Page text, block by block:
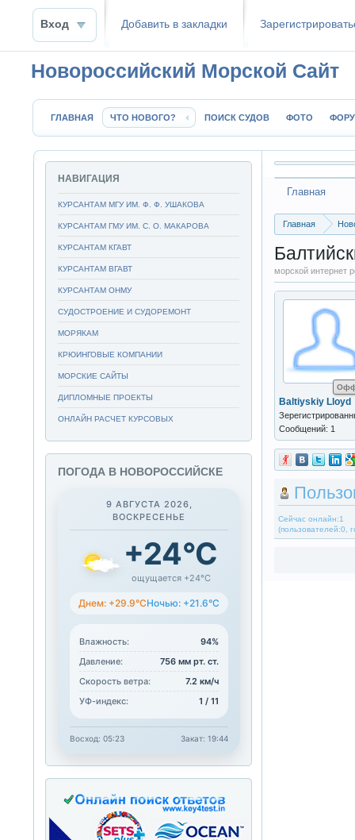
Вход Добавить в закладки
Новороссийский Морской Сайт
ГЛАВНАЯ ЧТО НОВОГО? ПОИСК СУДОВ ФОТО
Главная
Главная
морской интернет
Baltiyskiy Lloyd
Сообщений: 1
Сейчас онлайн:1
(пользователей:0,
НАВИГАЦИЯ
КУРСАНТАМ МГУ ИМ. Ф. Ф. УШАКОВА
КУРСАНТАМ ГМУ ИМ. С. О. МАКАРОВА
КУРСАНТАМ КГАВТ
КУРСАНТАМ ВГАВТ
КУРСАНТАМ ОНМУ
СУДОСТРОЕНИЕ И СУДОРЕМОНТ
МОРЯКАМ
КРЮИНГОВЫЕ КОМПАНИИ
МОРСКИЕ САЙТЫ
ДИПЛОМНЫЕ ПРОЕКТЫ
ОНЛАЙН РАСЧЕТ КУРСОВЫХ
ПОГОДА В НОВОРОССИЙСКЕ
9 АВГУСТА 2026,
ВОСКРЕСЕНЬЕ
+24°C
ощущается +24°C
Днем: +29.9°CНочью: +21.6°C
Влажность:
94%
Давление:
756 мм рт. ст.
Скорость ветра:
7.2 км/ч
УФ-индекс:
1 / 11
Восход: 05:23 Закат: 19:44